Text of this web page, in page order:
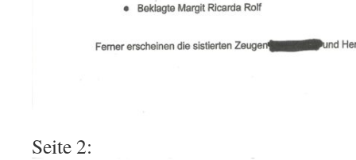
Seite 2: